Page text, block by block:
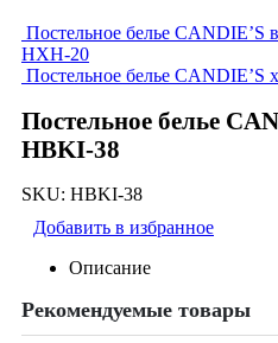
Постельное белье CANDIE’S
HXH-20
Постельное белье CANDIE’S
Постельное белье
HBKI-38
SKU: HBKI-38
Добавить в избранное
Описание
Рекомендуемые товары